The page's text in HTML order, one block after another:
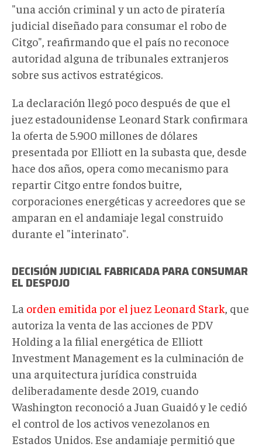
"una acción criminal y un acto de piratería
judicial diseñado para consumar el robo de
Citgo", reafirmando que el país no reconoce
autoridad alguna de tribunales extranjeros
sobre sus activos estratégicos.
La declaración llegó poco después de que el
juez estadounidense Leonard Stark confirmara
la oferta de 5.900 millones de dólares
presentada por Elliott en la subasta que, desde
hace dos años, opera como mecanismo para
repartir Citgo entre fondos buitre,
corporaciones energéticas y acreedores que se
amparan en el andamiaje legal construido
durante el "interinato".
DECISIÓN JUDICIAL FABRICADA PARA CONSUMAR
EL DESPOJO
La orden emitida por el juez Leonard Stark , que
autoriza la venta de las acciones de PDV
Holding a la filial energética de Elliott
Investment Management es la culminación de
una arquitectura jurídica construida
deliberadamente desde 2019, cuando
Washington reconoció a Juan Guaidó y le cedió
el control de los activos venezolanos en
Estados Unidos. Ese andamiaje permitió que